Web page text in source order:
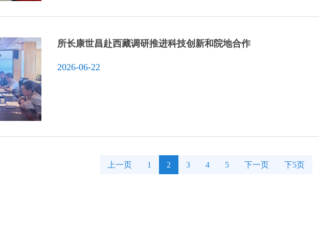
所长康世昌赴西藏调研推进科技创新和院地合作
2026-06-22
上一页 1 2 3 4 5 下一页 下5页